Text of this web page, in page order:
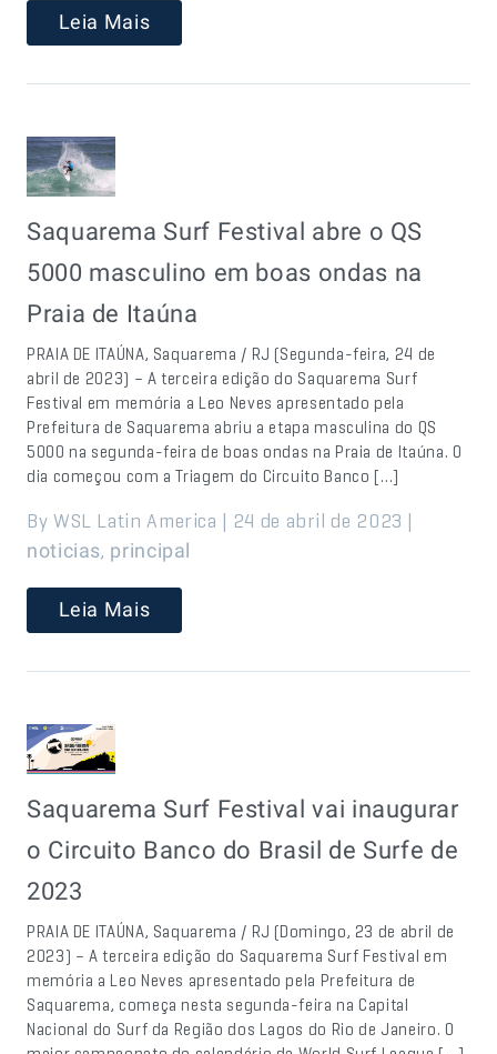
Leia Mais
Saquarema Surf Festival abre o QS
5000 masculino em boas ondas na
Praia de Itaúna
PRAIA DE ITAÚNA, Saquarema / RJ (Segunda-feira, 24 de
abril de 2023) – A terceira edição do Saquarema Surf
Festival em memória a Leo Neves apresentado pela
Prefeitura de Saquarema abriu a etapa masculina do QS
5000 na segunda-feira de boas ondas na Praia de Itaúna. O
dia começou com a Triagem do Circuito Banco […]
By WSL Latin America | 24 de abril de 2023 |
noticias, principal
Leia Mais
Saquarema Surf Festival vai inaugurar
o Circuito Banco do Brasil de Surfe de
2023
PRAIA DE ITAÚNA, Saquarema / RJ (Domingo, 23 de abril de
2023) – A terceira edição do Saquarema Surf Festival em
memória a Leo Neves apresentado pela Prefeitura de
Saquarema, começa nesta segunda-feira na Capital
Nacional do Surf da Região dos Lagos do Rio de Janeiro. O